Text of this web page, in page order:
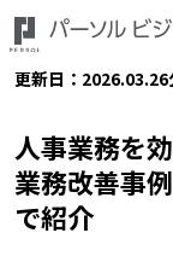
更新日：2026.03.26
人事業務を
業務改善事
で紹介